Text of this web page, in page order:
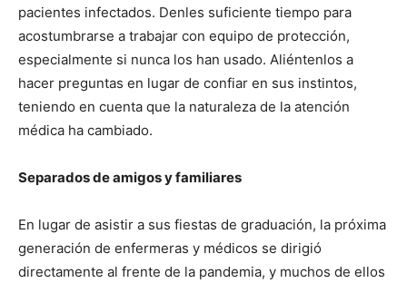
pacientes infectados. Denles suficiente tiempo para
acostumbrarse a trabajar con equipo de protección,
especialmente si nunca los han usado. Aliéntenlos a
hacer preguntas en lugar de confiar en sus instintos,
teniendo en cuenta que la naturaleza de la atención
médica ha cambiado.
Separados de amigos y familiares
En lugar de asistir a sus fiestas de graduación, la próxima
generación de enfermeras y médicos se dirigió
directamente al frente de la pandemia, y muchos de ellos